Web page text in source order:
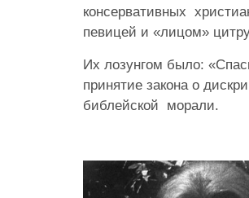
консервативных
певицей и «лицом»
Их лозунгом было:
принятие закона о
библейской морали.